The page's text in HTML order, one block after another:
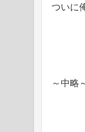
ついに
～中略